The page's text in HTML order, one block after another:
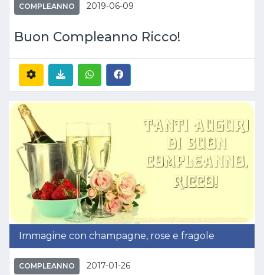
COMPLEANNO 2019-06-09
Buon Compleanno Ricco!
Immagine con champagne, rose e fragole
COMPLEANNO 2017-01-26